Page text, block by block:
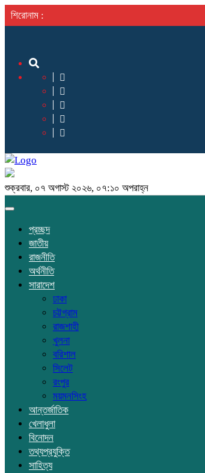
শিরোনাম :
শুক্রবার, ০৭ অগাস্ট ২০২৬, ০৭:১০ অপরাহ্ন
Toggle
প্রচ্ছদ
জাতীয়
রাজনীতি
অর্থনীতি
সারাদেশ
ঢাকা
চট্টগ্রাম
রাজশাহী
খুলনা
বরিশাল
সিলেট
রংপুর
ময়মনসিংহ
আন্তর্জাতিক
খেলাধুলা
বিনোদন
তথ্যপ্রযুক্তি
সাহিত্য